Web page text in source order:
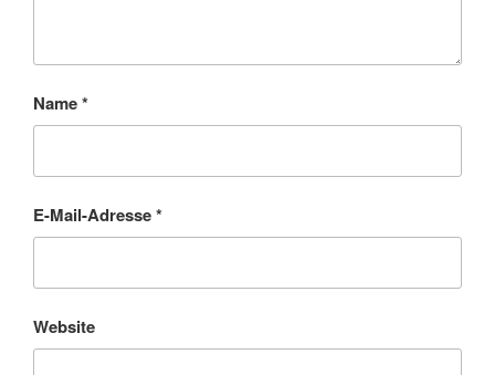
Name*
E-Mail-Adresse*
Website